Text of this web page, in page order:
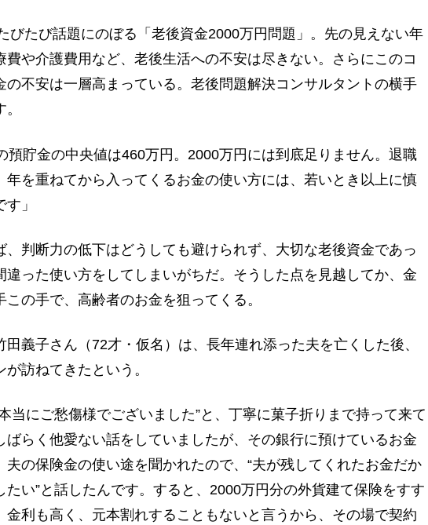
びたび話題にのぼる「老後資金2000万円問題」。先の見えない年
費や介護費用など、老後生活への不安は尽きない。さらにこのコ
の不安は一層高まっている。老後問題解決コンサルタントの横手
預貯金の中央値は460万円。2000万円には到底足りません。退職
年を重ねてから入ってくるお金の使い方には、若いとき以上に慎
」
判断力の低下はどうしても避けられず、大切な老後資金であっ
違った使い方をしてしまいがちだ。そうした点を見越してか、金
この手で、高齢者のお金を狙ってくる。
義子さん（72才・仮名）は、長年連れ添った夫を亡くした後、
が訪ねてきたという。
本当にご愁傷様でございました”と、丁寧に菓子折りまで持って来て
ばらく他愛ない話をしていましたが、その銀行に預けているお金
夫の保険金の使い途を聞かれたので、“夫が残してくれたお金だか
たい”と話したんです。すると、2000万円分の外貨建て保険をすす
金利も高く、元本割れすることもないと言うから、その場で契約